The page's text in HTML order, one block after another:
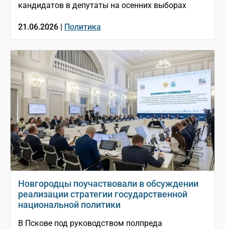
кандидатов в депутаты на осенних выборах
21.06.2026 | Политика
Новгородцы поучаствовали в обсуждении
реализации стратегии государственной
национальной политики
В Пскове под руководством полпреда